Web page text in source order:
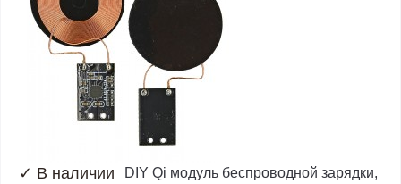
✓ В наличии
DIY Qi модуль беспроводной зарядки,